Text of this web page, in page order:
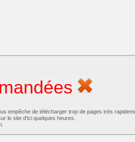
empêche de télécharger trop de pages très
le site d'ici quelques heures.